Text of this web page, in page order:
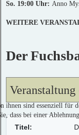
So. 19:00 Uhr: Anno
WEITERE
Der
Titel:
sind essenziell für
dass bei einer